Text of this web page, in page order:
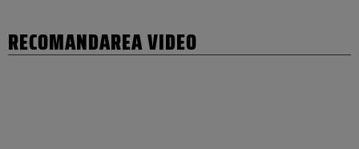
RECOMANDAREA VIDEO